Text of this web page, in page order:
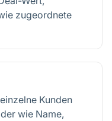
zugeordnete
Kunden
wie Name,